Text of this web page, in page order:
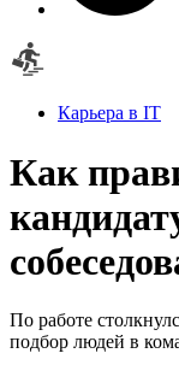
Карьера в IT
Как
По работе
подбор людей в